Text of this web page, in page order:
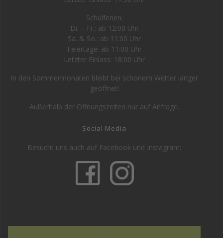
Schulferien:
Di. – Fr.: ab 12:00 Uhr
Sa. & So.: ab 11:00 Uhr
Feiertage: ab 11:00 Uhr
Letzter Einlass: 18:00 Uhr
In den Sommermonaten bleibt bei schönem Wetter länger
geöffnet!
Außerhalb der Öffnungszeiten nur auf Anfrage.
Social Media
Besucht uns auch auf Facebook und Instagram: